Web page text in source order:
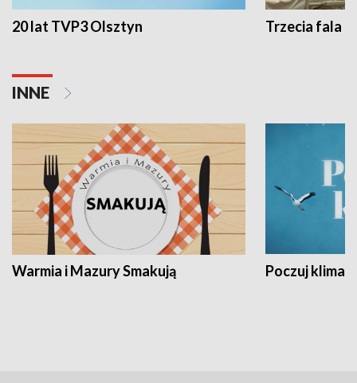
20 lat TVP3 Olsztyn Trzecia fala -
INNE
Warmia i Mazury Smakują Poczuj klimat